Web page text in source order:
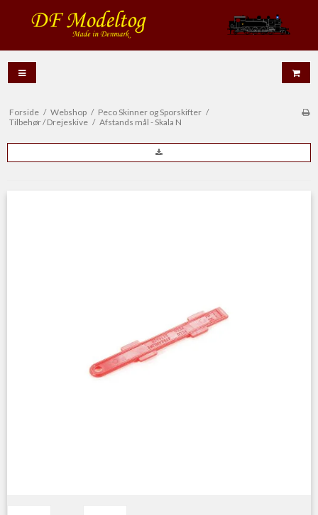
Forside / Webshop / Peco Skinner og Sporskifter /
Tilbehør / Drejeskive / Afstands mål - Skala N